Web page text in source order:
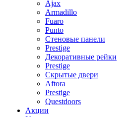
Ajax
Armadillo
Fuaro
Punto
Стеновые панели
Prestige
Декоративные рейки
Prestige
Скрытые двери
Aftora
Prestige
Questdoors
Акции